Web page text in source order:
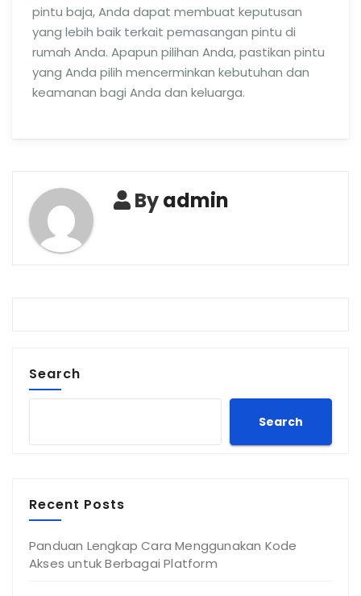
pintu baja, Anda dapat membuat keputusan
yang lebih baik terkait pemasangan pintu di
rumah Anda. Apapun pilihan Anda, pastikan pintu
yang Anda pilih mencerminkan kebutuhan dan
keamanan bagi Anda dan keluarga.
Byadmin
Search
Search
Recent Posts
Panduan Lengkap Cara Menggunakan Kode
Akses untuk Berbagai Platform